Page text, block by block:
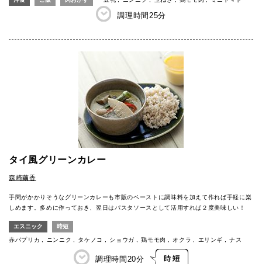
調理時間 25分
タイ風グリーンカレー
森崎繭香
手間がかかりそうなグリーンカレーも市販のペーストに調味料を加えて作れば手軽に楽
しめます。多めに作っておき、翌日はパスタソースとして活用すれば２度美味しい！
エスニック 時短
赤パプリカ ニンニク タケノコ ショウガ 鶏モモ肉 オクラ エリンギ ナス
調理時間 20分